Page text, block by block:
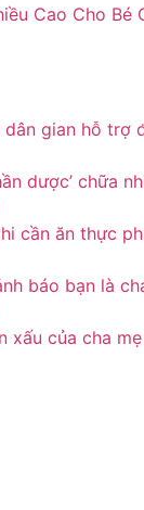
dân gian hỗ trợ
dược’ chữa
cần ăn thực
báo bạn là
xấu của cha